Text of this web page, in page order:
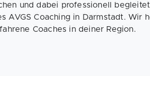
und dabei professionell
AVGS Coaching in Darmstadt. Wir
Coaches in deiner Region.